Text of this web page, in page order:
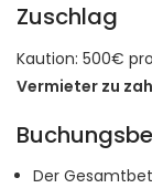
Zuschlag
Vermieter zu
Der